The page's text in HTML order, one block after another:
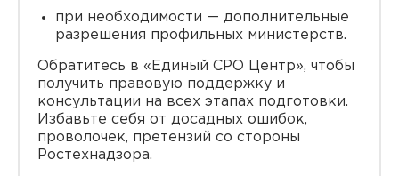
при необходимости — дополнительные
разрешения профильных министерств.
Обратитесь в «Единый СРО Центр», чтобы
получить правовую поддержку и
консультации на всех этапах подготовки.
Избавьте себя от досадных ошибок,
проволочек, претензий со стороны
Ростехнадзора.